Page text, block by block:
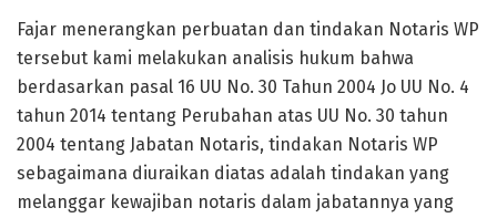
Fajar menerangkan perbuatan dan tindakan Notaris WP
tersebut kami melakukan analisis hukum bahwa
berdasarkan pasal 16 UU No. 30 Tahun 2004 Jo UU No. 4
tahun 2014 tentang Perubahan atas UU No. 30 tahun
2004 tentang Jabatan Notaris, tindakan Notaris WP
sebagaimana diuraikan diatas adalah tindakan yang
melanggar kewajiban notaris dalam jabatannya yang